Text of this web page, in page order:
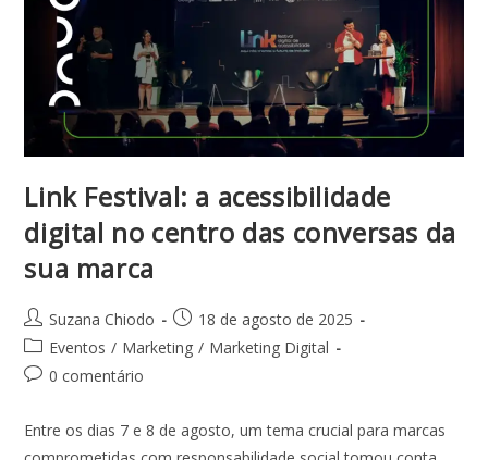
Link Festival: a acessibilidade
digital no centro das conversas da
sua marca
Suzana Chiodo
18 de agosto de 2025
Eventos / Marketing / Marketing Digital
0 comentário
Entre os dias 7 e 8 de agosto, um tema crucial para marcas